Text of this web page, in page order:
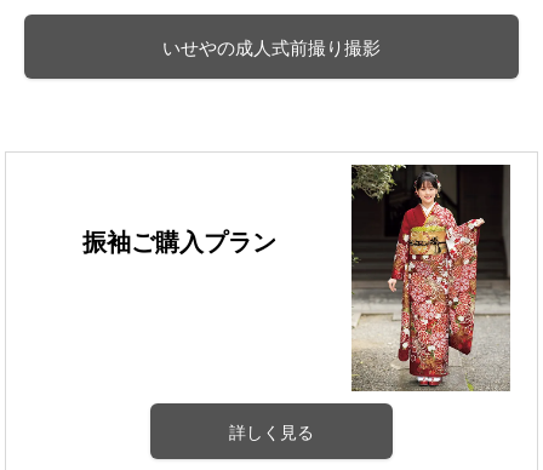
いせやの成人式前撮り撮影
振袖ご購入プラン
詳しく見る